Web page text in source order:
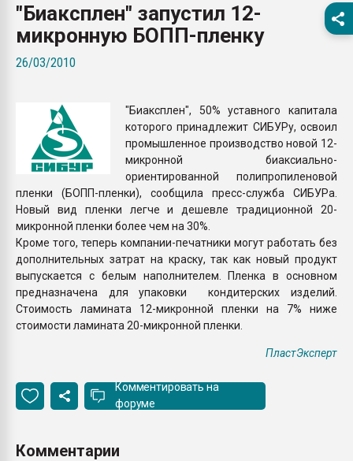
пластмасс
28.07.2026
ситуацией на
ПЕРЕЙТИ НА
"Биаксплен" запустил 12-
микронную БОПП-пленку
26/03/2010
"Биаксплен", 50% уставного капитала
которого принадлежит СИБУРу, освоил
промышленное производство новой 12-
микронной биаксиально-
ориентированной полипропиленовой
пленки (БОПП-пленки), сообщила пресс-служба СИБУРа.
Новый вид пленки легче и дешевле традиционной 20-
микронной пленки более чем на 30%.
Кроме того, теперь компании-печатники могут работать без
дополнительных затрат на краску, так как новый продукт
выпускается с белым наполнителем. Пленка в основном
предназначена для упаковки кондитерских изделий.
Стоимость ламината 12-микронной пленки на 7% ниже
стоимости ламината 20-микронной пленки.
ПластЭксперт
Комментировать на
форуме
Комментарии